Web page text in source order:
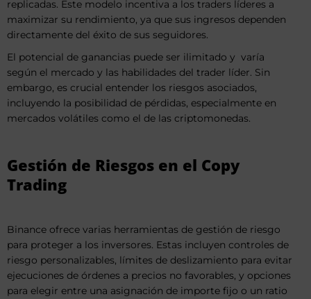
replicadas. Este modelo incentiva a los traders líderes a
maximizar su rendimiento, ya que sus ingresos dependen
directamente del éxito de sus seguidores.
El potencial de ganancias puede ser ilimitado y varía
según el mercado y las habilidades del trader líder. Sin
embargo, es crucial entender los riesgos asociados,
incluyendo la posibilidad de pérdidas, especialmente en
mercados volátiles como el de las criptomonedas.
Gestión de Riesgos en el Copy
Trading
Binance ofrece varias herramientas de gestión de riesgo
para proteger a los inversores. Estas incluyen controles de
riesgo personalizables, límites de deslizamiento para evitar
ejecuciones de órdenes a precios no favorables, y opciones
para elegir entre una asignación de importe fijo o un ratio